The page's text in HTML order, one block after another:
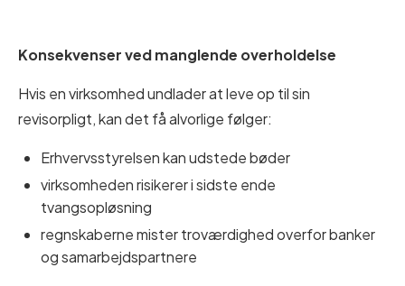
Konsekvenser ved manglende overholdelse
Hvis en virksomhed undlader at leve op til sin
revisorpligt, kan det få alvorlige følger:
Erhvervsstyrelsen kan udstede bøder
virksomheden risikerer i sidste ende
tvangsopløsning
regnskaberne mister troværdighed overfor banker
og samarbejdspartnere